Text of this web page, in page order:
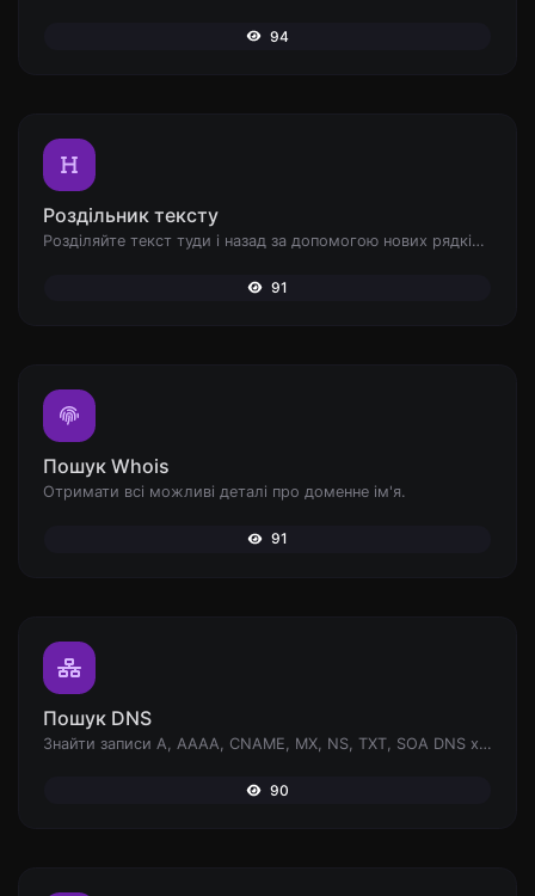
94
Роздільник тексту
Розділяйте текст туди і назад за допомогою нових рядків, ком, крапок... і т.д.
91
Пошук Whois
Отримати всі можливі деталі про доменне ім'я.
91
Пошук DNS
Знайти записи A, AAAA, CNAME, MX, NS, TXT, SOA DNS хоста.
90